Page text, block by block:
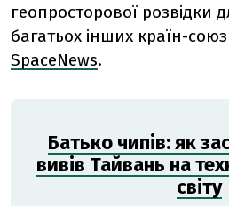
геопросторової розвідки
багатьох інших країн-
SpaceNews.
Батько чипів: як
вивів Тайвань на
світу